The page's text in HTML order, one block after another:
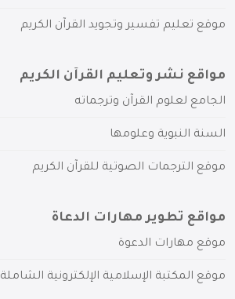
موقع تعليم تفسير وتجويد القرآن الكريم
مواقع نشر وتعليم القرآن الكريم
الجامع لعلوم القرآن وترجماته
السنة النبوية وعلومها
موقع الترجمات الصوتية للقرآن الكريم
مواقع تطوير مهارات الدعاة
موقع مهارات الدعوة
موقع المكتبة الإسلامية الإلكترونية الشاملة